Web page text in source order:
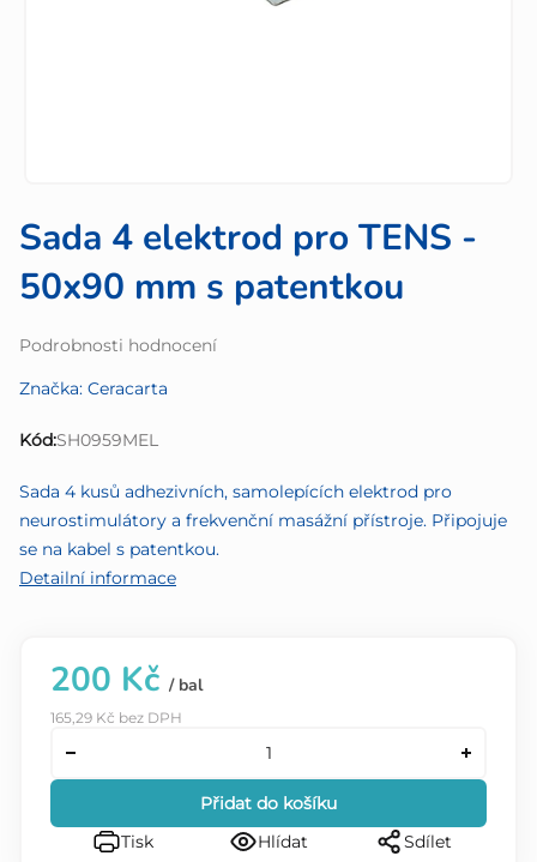
Sada 4 elektrod pro TENS -
50x90 mm s patentkou
Průměrné
produktu
0,0
Podrobnosti hodnocení
Značka: Ceracarta
Kód:SH0959MEL
Sada 4 kusů adhezivních, samolepících elektrod pro
neurostimulátory a frekvenční masážní přístroje. Připojuje
se na kabel s patentkou.
Detailní informace
200 Kč / bal
165,29 Kč bez DPH
Přidat do košíku
Tisk
Hlídat Sdílet